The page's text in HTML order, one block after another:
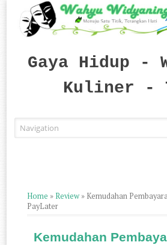
Gaya Hidup -
Kuliner -
Home » Review» Kemudahan
PayLater
Kemudahan